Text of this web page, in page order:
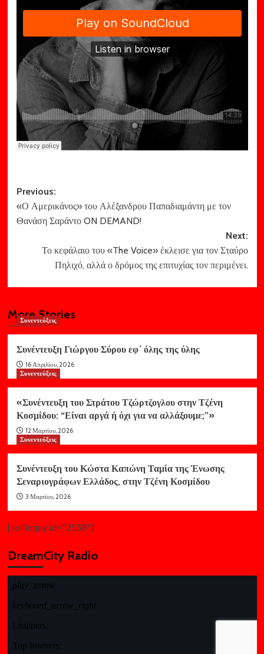
Post
navigation
Previous:
«Ο Αμερικάνος» του Αλέξανδρου Παπαδιαμάντη με τον
Θανάση Σαράντο ON DEMAND!
Next:
Το κεφάλαιο του «The Voice» έκλεισε για τον Σταύρο
Πηλιχό, αλλά ο δρόμος της επιτυχίας τον περιμένει.
More Stories
Συνεντεύξεις
Συνέντευξη Γιώργου Σύρου εφ΄ όλης της ύλης
16 Απριλίου, 2026
Συνεντεύξεις
«Συνέντευξη του Στράτου Τζώρτζογλου στην Τζένη
Κοσμίδου: “Είναι αργά ή όχι για να αλλάξουμε;”»
12 Μαρτίου, 2026
Συνεντεύξεις
Συνέντευξη του Κώστα Καπώνη Ταμία της Ένωσης
Σεναριογράφων Ελλάδος, στην Τζένη Κοσμίδου
3 Μαρτίου, 2026
[soliloquy id="2558"]
DreamCity Radio